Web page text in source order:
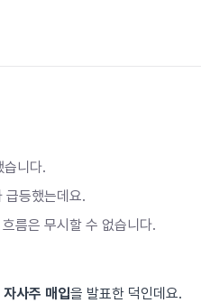
습니다.
급등했는데요.
름은 무시할 수 없습니다.
사주 매입을 발표한 덕인데요.